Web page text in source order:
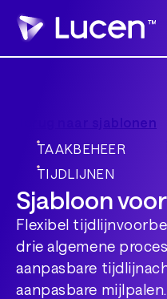
Terug naar sjablonen
TAAKBEHEER
TIJDLIJNEN
Sjabloon
Flexibel
drie algemene
aanpasbare
aanpasbare mijlpalen.